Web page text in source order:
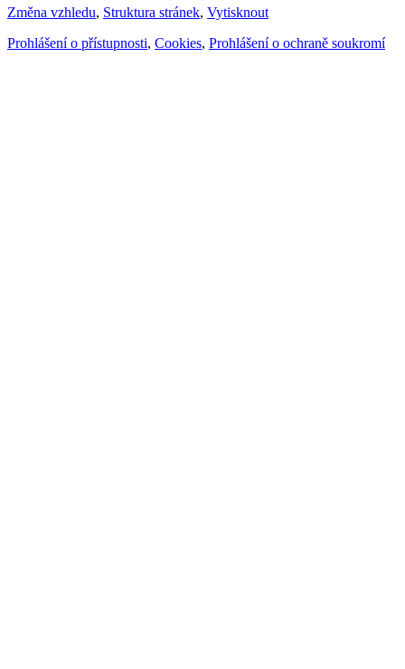
Změna vzhledu, Struktura stránek, Vytisknout
Prohlášení o přístupnosti, Cookies, Prohlášení o ochraně soukromí